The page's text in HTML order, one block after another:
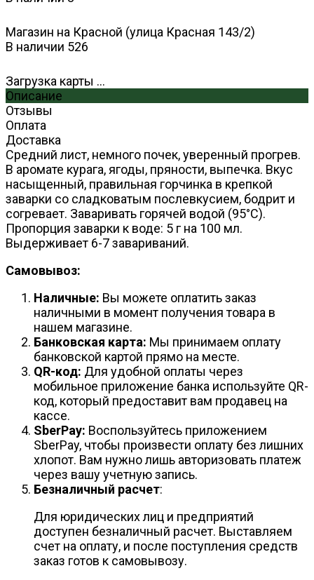
Магазин на Красной (улица Красная 143/2)
В наличии 526
Загрузка карты ...
Описание
Отзывы
Оплата
Доставка
Средний лист, немного почек, уверенный прогрев.
В аромате курага, ягоды, пряности, выпечка. Вкус
насыщенный, правильная горчинка в крепкой
заварки со сладковатым послевкусием, бодрит и
согревает. Заваривать горячей водой (95°С).
Пропорция заварки к воде: 5 г на 100 мл.
Выдерживает 6-7 завариваний.
Самовывоз:
Наличные: Вы можете оплатить заказ
наличными в момент получения товара в
нашем магазине.
Банковская карта: Мы принимаем оплату
банковской картой прямо на месте.
QR-код: Для удобной оплаты через
мобильное приложение банка используйте QR-
код, который предоставит вам продавец на
кассе.
SberPay: Воспользуйтесь приложением
SberPay, чтобы произвести оплату без лишних
хлопот. Вам нужно лишь авторизовать платеж
через вашу учетную запись.
Безналичный расчет:
Для юридических лиц и предприятий
доступен безналичный расчет. Выставляем
счет на оплату, и после поступления средств
заказ готов к самовывозу.